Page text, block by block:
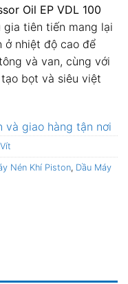
Oil EP VDL 100
gia tiên tiến mang lại
ở nhiệt độ cao để
và van, cùng với
bọt và siêu việt
và giao hàng tận nơi
Nén Khí Piston, Dầu Máy